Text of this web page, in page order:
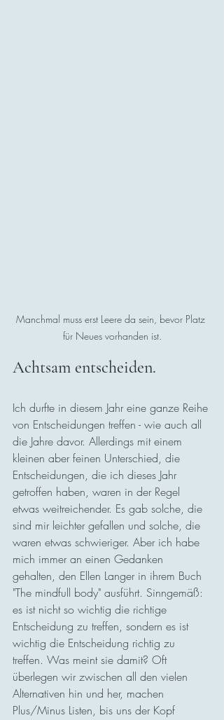
Manchmal muss erst Leere da sein, bevor Platz
für Neues vorhanden ist.
Achtsam entscheiden.
Ich durfte in diesem Jahr eine ganze Reihe
von Entscheidungen treffen - wie auch all
die Jahre davor. Allerdings mit einem
kleinen aber feinen Unterschied, die
Entscheidungen, die ich dieses Jahr
getroffen haben, waren in der Regel
etwas weitreichender. Es gab solche, die
sind mir leichter gefallen und solche, die
waren etwas schwieriger. Aber ich habe
mich immer an einen Gedanken
gehalten, den Ellen Langer in ihrem Buch
"The mindfull body" ausführt. Sinngemäß:
es ist nicht so wichtig die richtige
Entscheidung zu treffen, sondern es ist
wichtig die Entscheidung richtig zu
treffen. Was meint sie damit? Oft
überlegen wir zwischen all den vielen
Alternativen hin und her, machen
Plus/Minus Listen, bis uns der Kopf